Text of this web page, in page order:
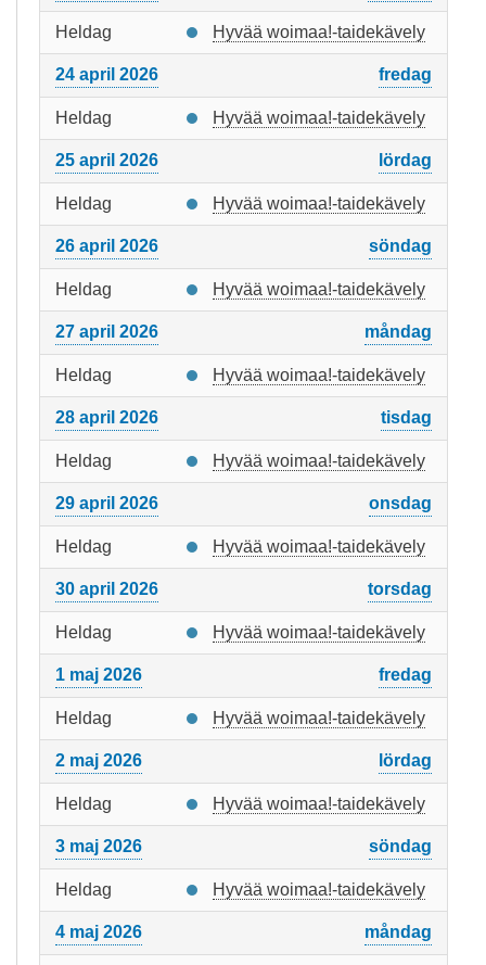
Heldag Hyvää woimaa!-taidekävely
24 april 2026 fredag
Heldag Hyvää woimaa!-taidekävely
25 april 2026 lördag
Heldag Hyvää woimaa!-taidekävely
26 april 2026 söndag
Heldag Hyvää woimaa!-taidekävely
27 april 2026 måndag
Heldag Hyvää woimaa!-taidekävely
28 april 2026 tisdag
Heldag Hyvää woimaa!-taidekävely
29 april 2026 onsdag
Heldag Hyvää woimaa!-taidekävely
30 april 2026 torsdag
Heldag Hyvää woimaa!-taidekävely
1 maj 2026 fredag
Heldag Hyvää woimaa!-taidekävely
2 maj 2026 lördag
Heldag Hyvää woimaa!-taidekävely
3 maj 2026 söndag
Heldag Hyvää woimaa!-taidekävely
4 maj 2026 måndag